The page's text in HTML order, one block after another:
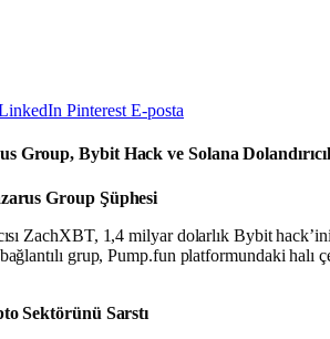
Pinterest E-posta
Group, Bybit Hack ve Solana
Group Şüphesi
ZachXBT, 1,4 milyar dolarlık Bybit
grup,Pump.fun platformundaki halı
Sektörünü Sarstı